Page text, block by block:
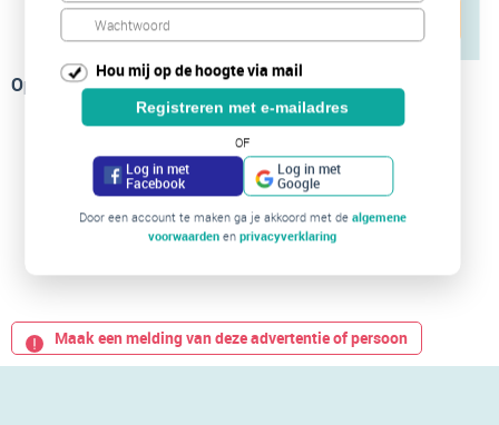
Hou mij op de hoogte via mail
Registreren met e-mailadres
OF
Log in met
Facebook
Log in met
Google
Door een account te maken ga je akkoord met de algemene
voorwaarden enprivacyverklaring
Op de kaart
Maak een melding van deze advertentie of persoon